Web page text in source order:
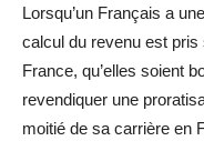
Lorsqu’un Français a
calcul du revenu est
France, qu’elles soient
revendiquer une
moitié de sa carrière en